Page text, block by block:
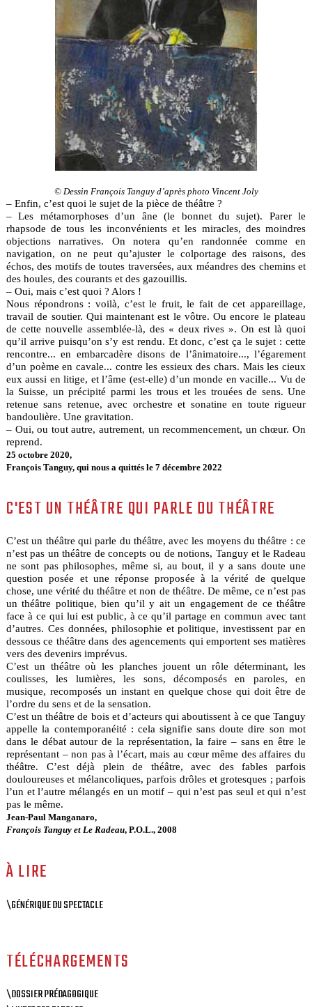
© Dessin François Tanguy d’après photo Vincent Joly
– Enfin, c’est quoi le sujet de la pièce de théâtre ?
– Les métamorphoses d’un âne (le bonnet du sujet). Parer le
rhapsode de tous les inconvénients et les miracles, des moindres
objections narratives. On notera qu’en randonnée comme en
navigation, on ne peut qu’ajuster le colportage des raisons, des
échos, des motifs de toutes traversées, aux méandres des chemins et
des houles, des courants et des gazouillis.
– Oui, mais c’est quoi ? Alors !
Nous répondrons : voilà, c’est le fruit, le fait de cet appareillage,
travail de soutier. Qui maintenant est le vôtre. Ou encore le plateau
de cette nouvelle assemblée-là, des « deux rives ». On est là quoi
qu’il arrive puisqu’on s’y est rendu. Et donc, c’est ça le sujet : cette
rencontre... en embarcadère disons de l’ânimatoire..., l’égarement
d’un poème en cavale... contre les essieux des chars. Mais les cieux
eux aussi en litige, et l’âme (est-elle) d’un monde en vacille... Vu de
la Suisse, un précipité parmi les trous et les trouées de sens. Une
retenue sans retenue, avec orchestre et sonatine en toute rigueur
bandoulière. Une gravitation.
– Oui, ou tout autre, autrement, un recommencement, un chœur. On
reprend.
25 octobre 2020,
François Tanguy, qui nous a quittés le 7 décembre 2022
C'EST UN THÉÂTRE QUI PARLE DU THÉÂTRE
C’est un théâtre qui parle du théâtre, avec les moyens du théâtre : ce
n’est pas un théâtre de concepts ou de notions, Tanguy et le Radeau
ne sont pas philosophes, même si, au bout, il y a sans doute une
question posée et une réponse proposée à la vérité de quelque
chose, une vérité du théâtre et non de théâtre. De même, ce n’est pas
un théâtre politique, bien qu’il y ait un engagement de ce théâtre
face à ce qui lui est public, à ce qu’il partage en commun avec tant
d’autres. Ces données, philosophie et politique, investissent par en
dessous ce théâtre dans des agencements qui emportent ses matières
vers des devenirs imprévus.
C’est un théâtre où les planches jouent un rôle déterminant, les
coulisses, les lumières, les sons, décomposés en paroles, en
musique, recomposés un instant en quelque chose qui doit être de
l’ordre du sens et de la sensation.
C’est un théâtre de bois et d’acteurs qui aboutissent à ce que Tanguy
appelle la contemporanéité : cela signifie sans doute dire son mot
dans le débat autour de la représentation, la faire – sans en être le
représentant – non pas à l’écart, mais au cœur même des affaires du
théâtre. C’est déjà plein de théâtre, avec des fables parfois
douloureuses et mélancoliques, parfois drôles et grotesques ; parfois
l’un et l’autre mélangés en un motif – qui n’est pas seul et qui n’est
pas le même.
Jean-Paul Manganaro,
François Tanguy et Le Radeau, P.O.L., 2008
À LIRE
\GÉNÉRIQUE DU SPECTACLE
TÉLÉCHARGEMENTS
\DOSSIER PRÉDAGOGIQUE